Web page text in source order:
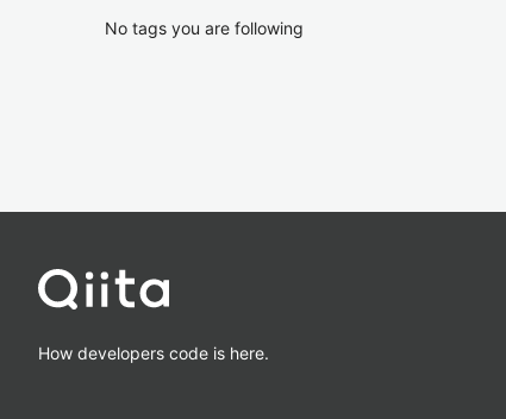
No tags you are following
How developers code is here.